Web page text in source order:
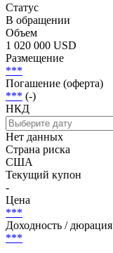
Статус
В обращении
Объем
1 020 000 USD
Размещение
***
Погашение (оферта)
*** (-)
НКД
Нет данных
Страна риска
США
Текущий купон
-
Цена
***
Доходность / дюрация
***